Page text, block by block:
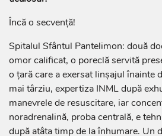
Încă o secvență!
Spitalul Sfântul Pantelimon: două
omor calificat, o poreclă servită
o țară care a exersat linșajul înainte
mai târziu, expertiza INML după
manevrele de resuscitare, iar
noradrenalină, proba centrală, e
după atâta timp de la înhumare. Un